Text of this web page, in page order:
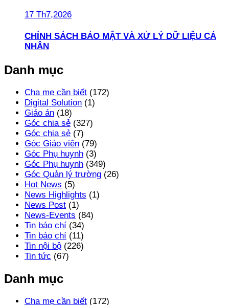
17 Th7,2026
CHÍNH SÁCH BẢO MẬT VÀ XỬ LÝ DỮ LIỆU CÁ
NHÂN
Danh mục
Cha mẹ cần biết (172)
Digital Solution (1)
Giáo án (18)
Góc chia sẻ (327)
Góc chia sẻ (7)
Góc Giáo viên (79)
Góc Phụ huynh (3)
Góc Phụ huynh (349)
Góc Quản lý trường (26)
Hot News (5)
News Highlights (1)
News Post (1)
News-Events (84)
Tin báo chí (34)
Tin báo chí (11)
Tin nội bộ (226)
Tin tức (67)
Danh mục
Cha mẹ cần biết (172)